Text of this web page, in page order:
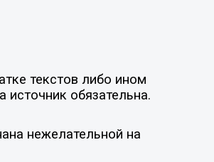
текстов либо ином
источник обязательна.
нежелательной на